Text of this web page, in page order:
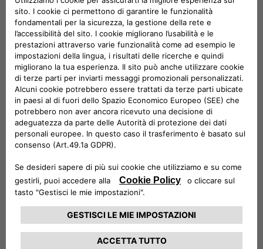
verrà fisicamente riconsegnato dall’Utente;
scadrà il termine della prenotazione, se prenotato
ma non ritirato.
L’Utente è consapevole ed accetta che il CCS è un
servizio fornito da LEASYS e gestito dal Fleet Manager
incaricato dalla Società attraverso la Piattaforma. Per
tutte le disposizioni in materia di trattamento dati
personali si fa rimando alla documentazione “Informativa
Trattamento Dati Personali” che si intende visionata e
accettata unitamente al presente documento.
4) Con riguardo al Fleet Manager, in qualità di referente
Il Fleet Manager, per conto della Società,
consapevolmente si impegna a verificare e garantire
concesso l’utilizzo temporaneo del Veicolo, manlevando e
tenendo indenne LEASYS da qualunque pretesa, da
chiunque avanzata, e derivante dall’omesso e/o non